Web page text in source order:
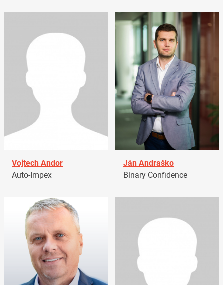
Vojtech Andor
Auto-Impex
Ján Andraško
Binary Confidence